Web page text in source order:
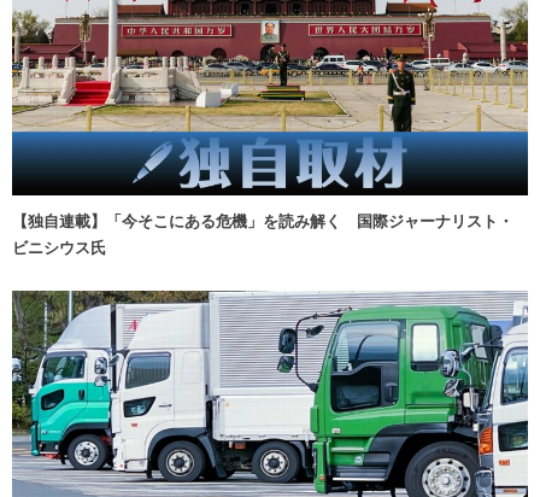
【独自連載】「今そこにある危機」を読み解く 国際ジャーナリスト・
ビニシウス氏